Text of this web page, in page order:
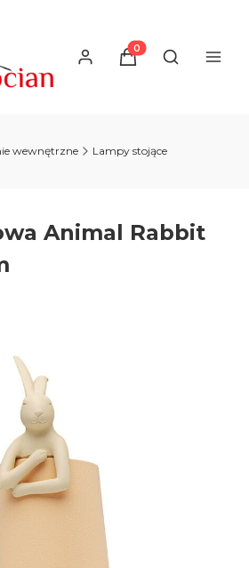
Produkty w
Otwórz
wewnętrzne Lampy stojące
Animal Rabbit